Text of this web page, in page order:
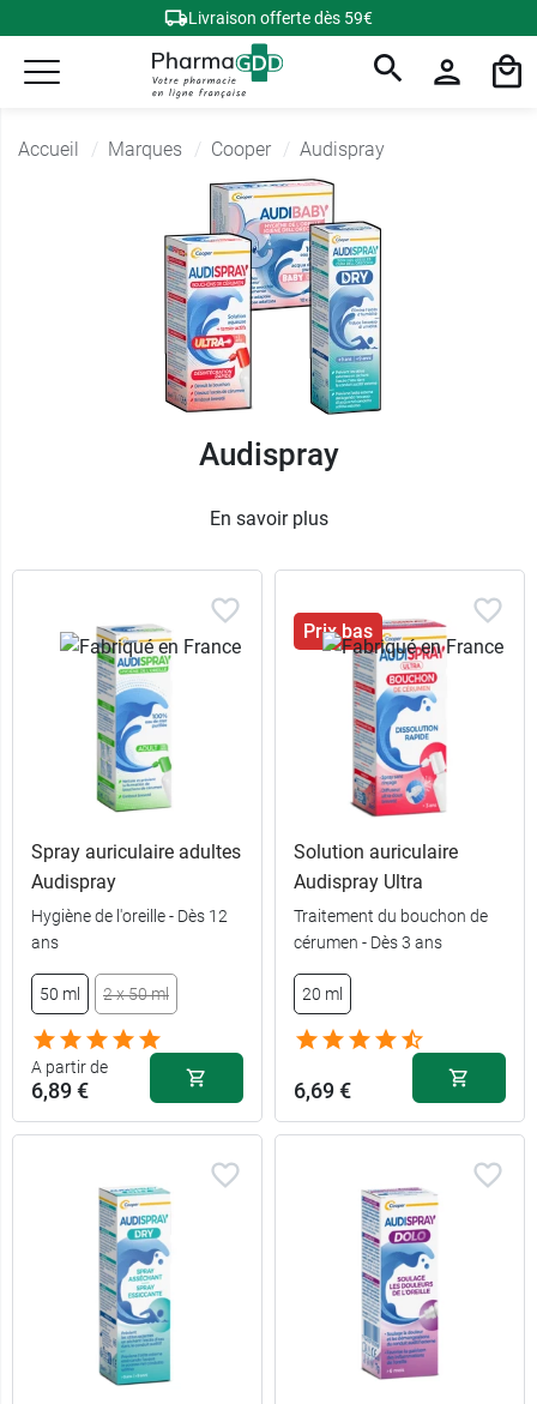
Livraison offerte dès 59€
Accueil Marques Cooper Audispray
Audispray
En savoir plus
Spray auriculaire adultes
Audispray
Hygiène de l'oreille - Dès 12
ans
50 ml 2 x 50 ml
A partir de
6,89 €
Prix bas
Solution auriculaire
Audispray Ultra
Traitement du bouchon de
cérumen - Dès 3 ans
20 ml
6,69 €